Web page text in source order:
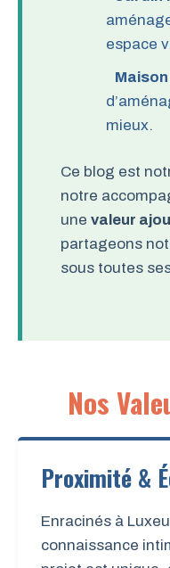
espace
Maison
mieux.
Ce blog est
notre
une valeur
partageons
sous toutes
Nos
Proximité &
Enracinés à
connaissance